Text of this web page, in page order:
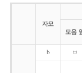
자모
모음
b ㅂ